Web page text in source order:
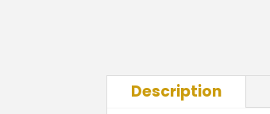
Description